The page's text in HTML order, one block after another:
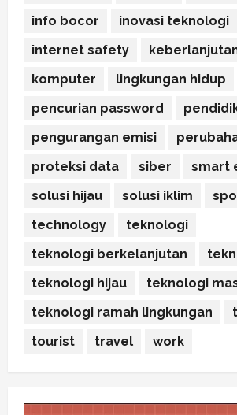
info bocor
inovasi teknologi
internet safety
komputer
lingkungan hidup
pencurian password
pengurangan emisi
proteksi data
siber
smart
solusi hijau
solusi iklim
technology
teknologi
teknologi berkelanjutan
teknologi hijau
teknologi
teknologi ramah lingkungan
tourist
travel work